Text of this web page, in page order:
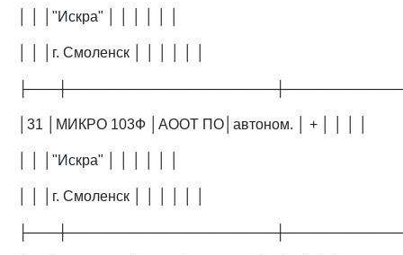
│ │ │"Искра" │ │ │ │ │ │
│ │ │г. Смоленск │ │ │ │ │ │
│31 │МИКРО 103Ф │АООТ ПО│автоном. │ + │ │ │ │
│ │ │"Искра" │ │ │ │ │ │
│ │ │г. Смоленск │ │ │ │ │ │